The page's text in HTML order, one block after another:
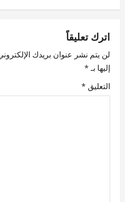
i
g
a
اترك تعليقاً
لن يتم نشر عنوان بريدك
إليها بـ*
التعليق *